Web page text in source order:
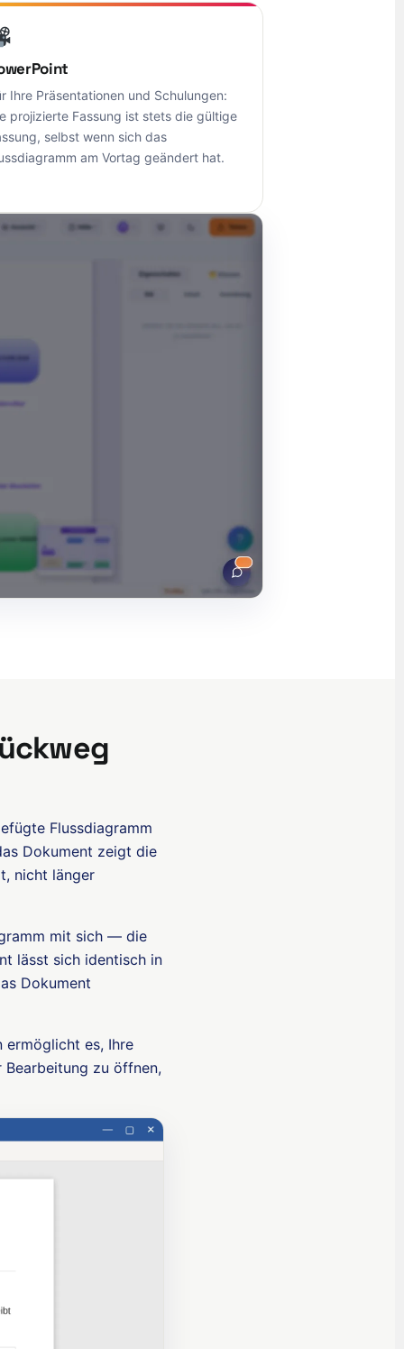
Ihre Präsentationen und Schulungen:
projizierte Fassung ist stets die gültige
selbst wenn sich das
am Vortag geändert hat.
Flussdiagramm
Dokument zeigt die
nicht länger
mit sich — die
lässt sich identisch in
Dokument
ermöglicht es, Ihre
Bearbeitung zu öffnen,